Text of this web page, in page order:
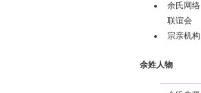
余氏网络
联谊会
宗亲机构
余姓人物